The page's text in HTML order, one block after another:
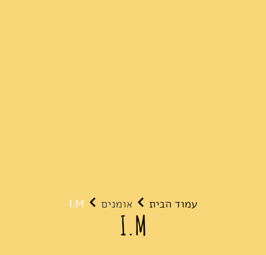
עמוד הבית אומנים I.M
I.M